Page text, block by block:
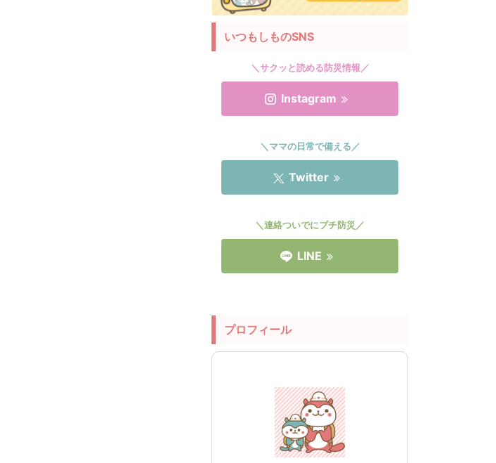
いつもしものSNS
＼サクッと読める防災情報／
Instagram
＼ママの日常で備える／
Twitter
＼連絡ついでにプチ防災／
LINE
プロフィール